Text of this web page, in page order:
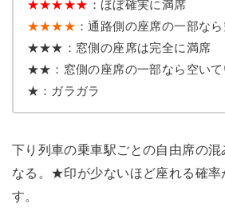
★★★★★ ：ほぼ確実に満席
★★★★ ：通路側の座席の一部な
★★★：窓側の座席は完全に満席
★★：窓側の座席の一部なら空いて
★：ガラガラ
下り列車の乗車駅ごとの自由席の
なる。★印が少ないほど座れる確率
す。